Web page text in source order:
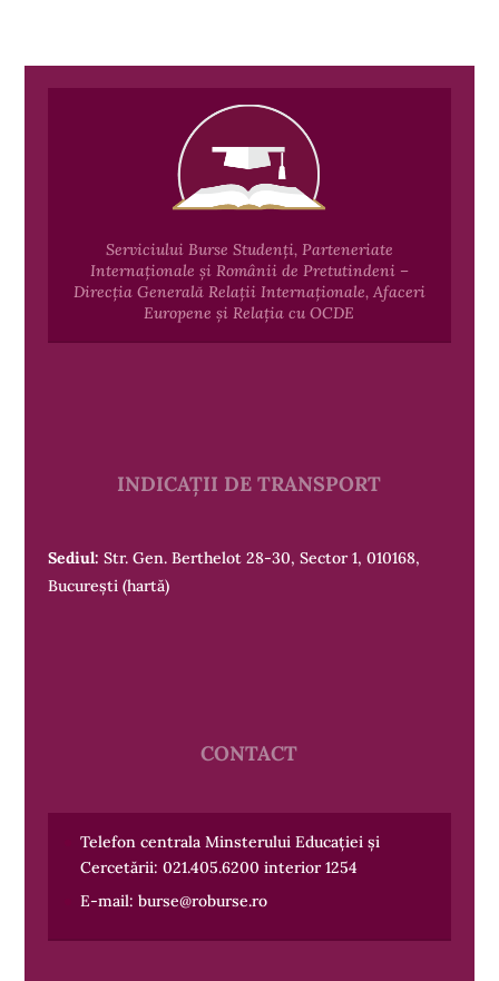
Serviciului Burse Studenți, Parteneriate
Internaționale și Românii de Pretutindeni –
Direcția Generală Relații Internaționale, Afaceri
Europene și Relația cu OCDE
INDICAȚII DE TRANSPORT
Sediul: Str. Gen. Berthelot 28-30, Sector 1, 010168,
București(hartă)
CONTACT
Telefon centrala Minsterului Educației și
Cercetării: 021.405.6200 interior 1254
E-mail: burse@roburse.ro